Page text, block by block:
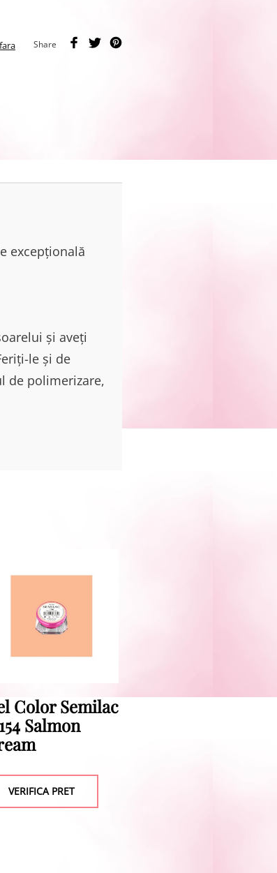
Share
excepțională
și aveți
le și de
de polimerizare,
Color Semilac
Salmon
VERIFICA PRET